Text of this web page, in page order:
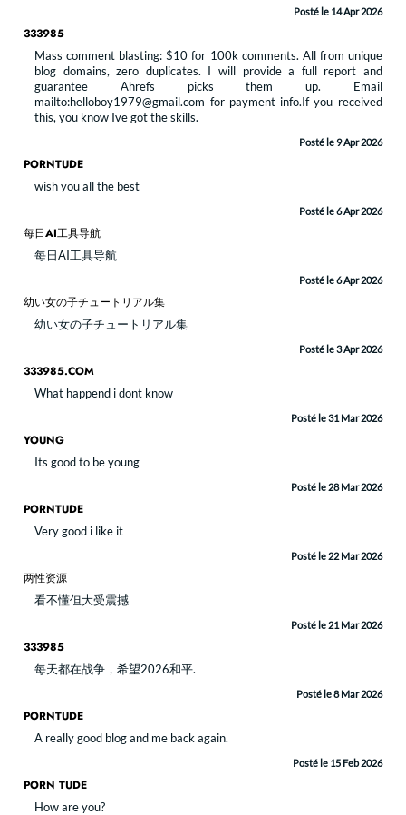
Posté le 14 Apr 2026
333985
Mass comment blasting: $10 for 100k comments. All from unique
blog domains, zero duplicates. I will provide a full report and
guarantee Ahrefs picks them up. Email
mailto:helloboy1979@gmail.com for payment info.If you received
this, you know Ive got the skills.
Posté le 9 Apr 2026
PORNTUDE
wish you all the best
Posté le 6 Apr 2026
每日AI工具导航
每日AI工具导航
Posté le 6 Apr 2026
幼い女の子チュートリアル集
幼い女の子チュートリアル集
Posté le 3 Apr 2026
333985.COM
What happend i dont know
Posté le 31 Mar 2026
YOUNG
Its good to be young
Posté le 28 Mar 2026
PORNTUDE
Very good i like it
Posté le 22 Mar 2026
两性资源
看不懂但大受震撼
Posté le 21 Mar 2026
333985
每天都在战争，希望2026和平.
Posté le 8 Mar 2026
PORNTUDE
A really good blog and me back again.
Posté le 15 Feb 2026
PORN TUDE
How are you?